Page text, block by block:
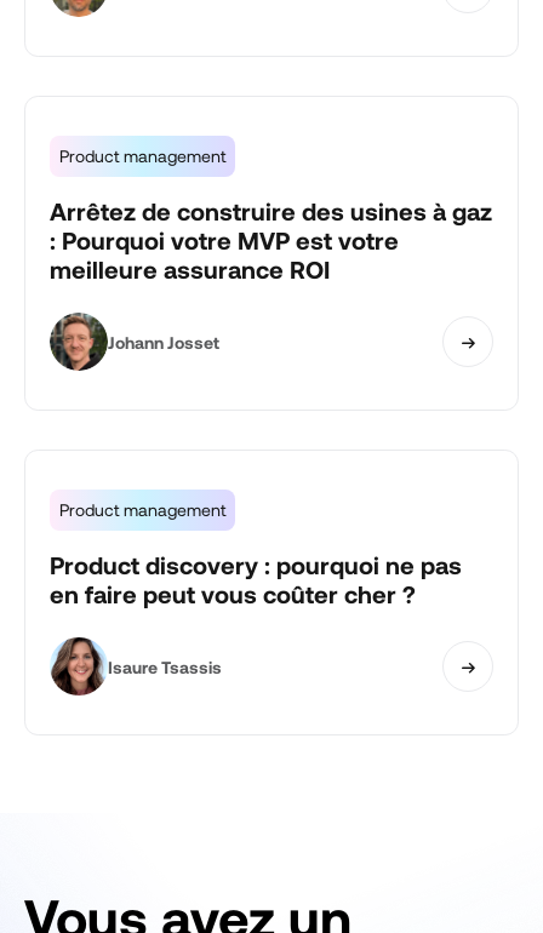
Product management
Arrêtez de construire des usines à gaz
: Pourquoi votre MVP est votre
meilleure assurance ROI
Johann Josset
Product management
Product discovery : pourquoi ne pas
en faire peut vous coûter cher ?
Isaure Tsassis
Vous avez un